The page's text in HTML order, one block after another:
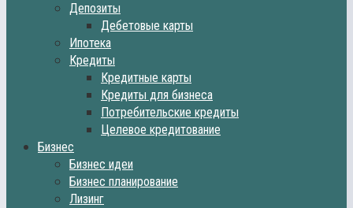
Депозиты
Дебетовые карты
Ипотека
Кредиты
Кредитные карты
Кредиты для бизнеса
Потребительские кредиты
Целевое кредитование
Бизнес
Бизнес идеи
Бизнес планирование
Лизинг